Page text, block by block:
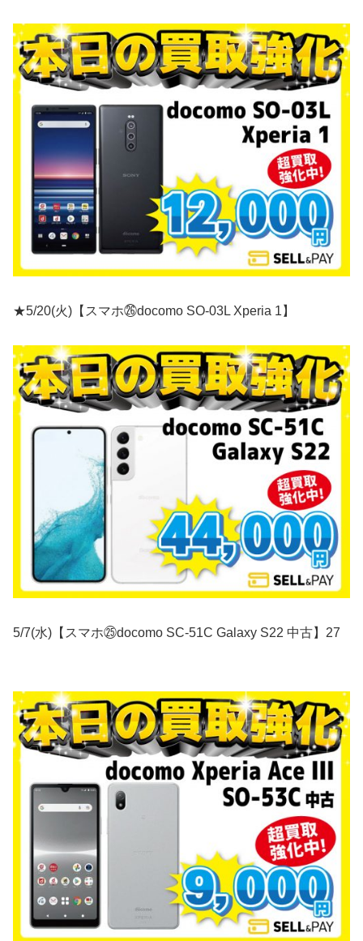
★5/20(火)【スマホ㉖docomo SO-03L Xperia 1】
5/7(水)【スマホ㉕docomo SC-51C Galaxy S22 中古】27